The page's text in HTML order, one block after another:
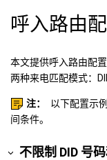
呼入路由
本文提供呼入路由配
两种来电匹配模式：
注： 以下配置示
间条件。
不限制 DID 号